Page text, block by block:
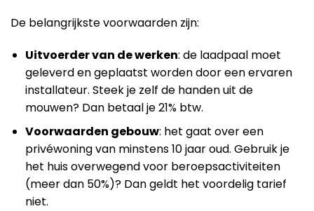
De belangrijkste voorwaarden zijn:
Uitvoerder van de werken: de laadpaal moet
geleverd en geplaatst worden door een ervaren
installateur. Steek je zelf de handen uit de
mouwen? Dan betaal je 21% btw.
Voorwaarden gebouw: het gaat over een
privéwoning van minstens 10 jaar oud. Gebruik je
het huis overwegend voor beroepsactiviteiten
(meer dan 50%)? Dan geldt het voordelig tarief
niet.